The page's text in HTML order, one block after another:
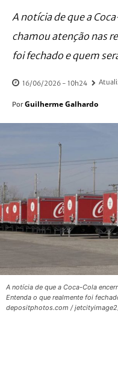
A notícia de que a
chamou atenção nas
foi fechado e quem
16/06/2026 - 10h24
Por Guilherme Galhardo
A notícia de que a Coca-Cola
Entenda o que realmente foi
depositphotos.com /